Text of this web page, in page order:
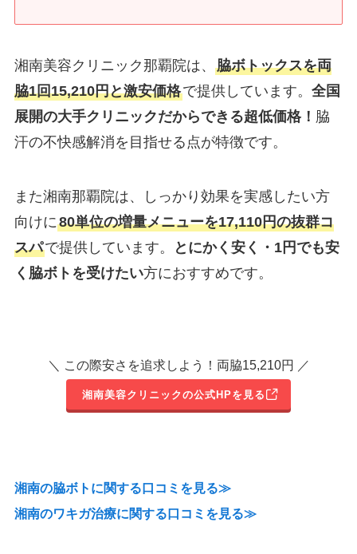
湘南美容クリニック那覇院は、 脇ボトックスを両
脇1回15,210円と激安価格で提供しています。 全国
展開の大手クリニックだからできる超低価格！ 脇
汗の不快感解消を目指せる点が特徴です。
また湘南那覇院は、しっかり効果を実感したい方
向けに80単位の増量メニューを17,110円の抜群コ
スパで提供しています。
とにかく安く・1円でも安
く脇ボトを受けたい方におすすめです。
＼ この際安さを追求しよう！両脇15,210円 ／
湘南美容クリニックの公式HPを見る
湘南の脇ボトに関する口コミを見る≫
湘南のワキガ治療に関する口コミを見る≫